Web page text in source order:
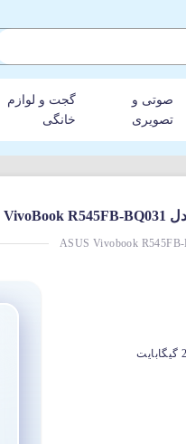
صوتی و
تصویری
گجت و لوازم
خانگی
ASUS Vivobook
2 گیگابایت